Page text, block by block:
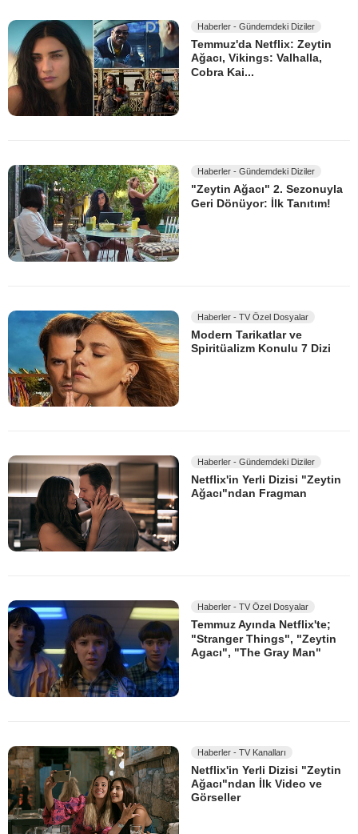
Haberler - Gündemdeki Diziler
Temmuz'da Netflix: Zeytin
Ağacı, Vikings: Valhalla,
Cobra Kai...
Haberler - Gündemdeki Diziler
"Zeytin Ağacı" 2. Sezonuyla
Geri Dönüyor: İlk Tanıtım!
Haberler - TV Özel Dosyalar
Modern Tarikatlar ve
Spiritüalizm Konulu 7 Dizi
Haberler - Gündemdeki Diziler
Netflix'in Yerli Dizisi "Zeytin
Ağacı"ndan Fragman
Haberler - TV Özel Dosyalar
Temmuz Ayında Netflix'te;
"Stranger Things", "Zeytin
Agacı", "The Gray Man"
Haberler - TV Kanalları
Netflix'in Yerli Dizisi "Zeytin
Ağacı"ndan İlk Video ve
Görseller